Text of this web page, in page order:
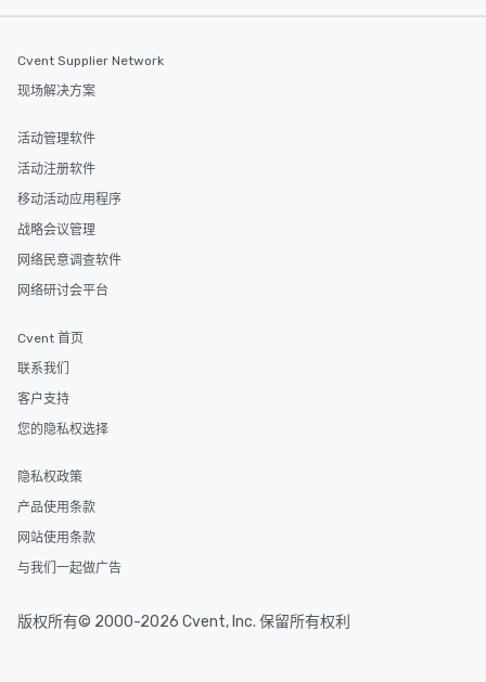
Cvent Supplier Network
现场解决方案
活动管理软件
活动注册软件
移动活动应用程序
战略会议管理
网络民意调查软件
网络研讨会平台
Cvent 首页
联系我们
客户支持
您的隐私权选择
隐私权政策
产品使用条款
网站使用条款
与我们一起做广告
版权所有© 2000-2026 Cvent, Inc. 保留所有权利